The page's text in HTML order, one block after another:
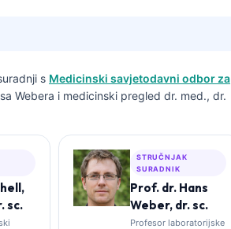
s Medicinski savjetodavni odbor za
Webera i medicinski pregled dr. med., dr.
sc.
STRUČNJAK
SURADNIK
Prof. dr. Hans
Weber, dr. sc.
Profesor laboratorijske